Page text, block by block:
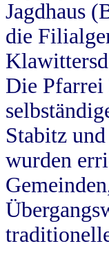
Jagdhaus
die
Die Pfarrei
Stabitz
wurden